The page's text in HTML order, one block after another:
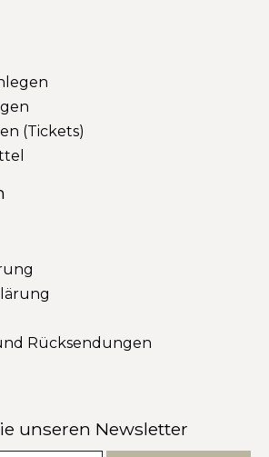
(Tickets)
Rücksendungen
unseren Newsletter